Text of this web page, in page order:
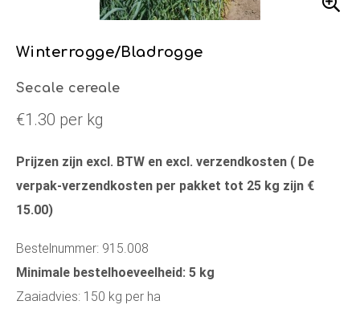
Winterrogge/Bladrogge
Secale cereale
€1.30 per kg
Prijzen zijn excl. BTW en excl. verzendkosten ( De
verpak-verzendkosten per pakket tot 25 kg zijn €
15.00)
Bestelnummer: 915.008
Minimale bestelhoeveelheid: 5 kg
Zaaiadvies: 150 kg per ha